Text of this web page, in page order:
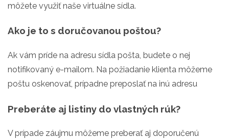
môžete využiť naše virtuálne sídla.
Ako je to s doručovanou poštou?
Ak vám príde na adresu sídla pošta, budete o nej
notifikovaný e-mailom. Na požiadanie klienta môžeme
poštu oskenovať, prípadne preposlať na inú adresu
Preberáte aj listiny do vlastných rúk?
V prípade záujmu môžeme preberať aj doporučenú